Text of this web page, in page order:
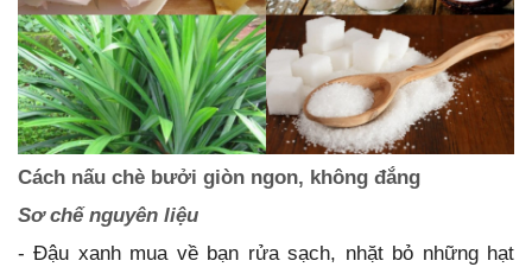
Cách nấu chè bưởi giòn ngon, không đắng
Sơ chế nguyên liệu
- Đậu xanh mua về bạn rửa sạch, nhặt bỏ những hạt